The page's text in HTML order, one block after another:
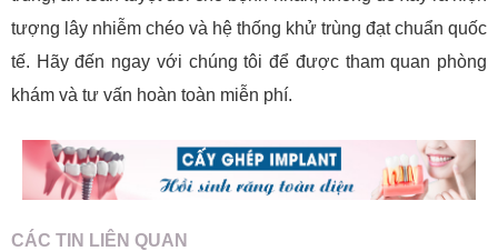
tượng lây nhiễm chéo và hệ thống khử trùng đạt chuẩn quốc
tế. Hãy đến ngay với chúng tôi để được tham quan phòng
khám và tư vấn hoàn toàn miễn phí.
CÁC TIN LIÊN QUAN